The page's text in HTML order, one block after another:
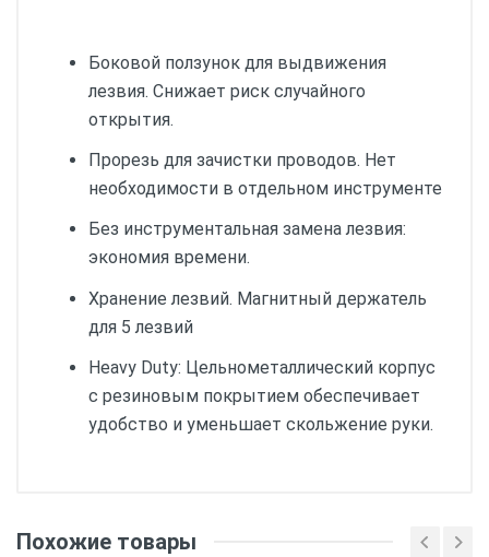
Боковой ползунок для выдвижения
лезвия. Снижает риск случайного
открытия.
Прорезь для зачистки проводов. Нет
необходимости в отдельном инструменте
Без инструментальная замена лезвия:
экономия времени.
Хранение лезвий. Магнитный держатель
для 5 лезвий
Heavy Duty: Цельнометаллический корпус
с резиновым покрытием обеспечивает
удобство и уменьшает скольжение руки.
Похожие товары